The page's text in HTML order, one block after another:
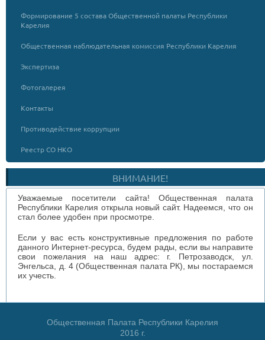
Формирование 5 состава Общественной палаты Республики
Карелия
Общественная наблюдательная комиссия Республики Карелия
Экспертиза
Фотогалерея
Контакты
Противодействие коррупции
Реестр СО НКО
ВНИМАНИЕ!
Уважаемые посетители сайта! Общественная палата
Республики Карелия открыла новый сайт. Надеемся, что он
стал более удобен при просмотре.
Если у вас есть конструктивные предложения по работе
данного Интернет-ресурса, будем рады, если вы направите
свои пожелания на наш адрес: г. Петрозаводск, ул.
Энгельса, д. 4 (Общественная палата РК), мы постараемся
их учесть.
Общественная Палата Республики Карелия
2016 г.